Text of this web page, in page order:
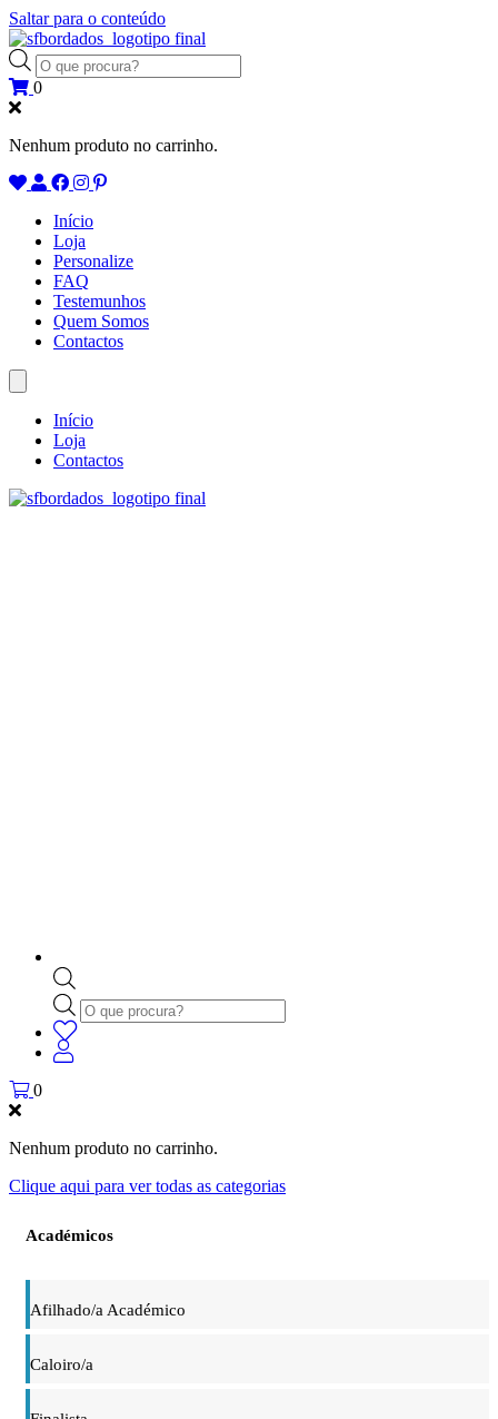
Saltar para o conteúdo
Products
search
0
Nenhum produto no carrinho.
Início
Loja
Personalize
FAQ
Testemunhos
Quem Somos
Contactos
Início
Loja
Contactos
Products
search
0
Nenhum produto no carrinho.
Clique aqui para ver todas as categorias
Académicos
Afilhado/a Académico
Caloiro/a